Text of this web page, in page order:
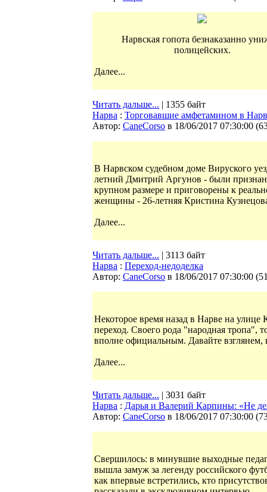
Нарвская гопота безнаказанно
полицейских.
Далее...
Читать дальше... | 1355 байт
Нарва : Торговавшие амфетамином в
Автор: CaneCorso в 18/06/2017 07:30:00 (
В Нарвском судебном доме Вируского
летний Дмитрий Аргунов - были
крупном размере и приговорены к
женщины - 26-летняя Кристина
Далее...
Читать дальше... | 3113 байт
Нарва : Переход-недоделка
Автор: CaneCorso в 18/06/2017 07:30:00 (
Некоторое время назад в Нарве на
переход. Своего рода "народная тропа",
вполне официальным. Давайте взглянем,
Далее...
Читать дальше... | 3031 байт
Нарва : Дарья и Валерий Карпины: «Не
Автор: CaneCorso в 18/06/2017 07:30:00 (
Свершилось: в минувшие выходные
вышла замуж за легенду российского
как впервые встретились, кто